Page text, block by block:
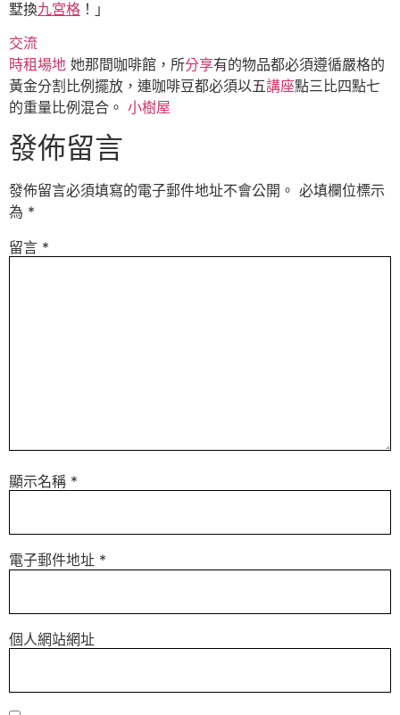
墅換九宮格 ！」
交流
時租場地 她那間咖啡館，所分享有的物品都必須遵循嚴格的
黃金分割比例擺放，連咖啡豆都必須以五講座點三比四點七
的重量比例混合。 小樹屋
發佈留言
發佈留言必須填寫的電子郵件地址不會公開。 必填欄位標示
為 *
留言 *
顯示名稱 *
電子郵件地址 *
個人網站網址